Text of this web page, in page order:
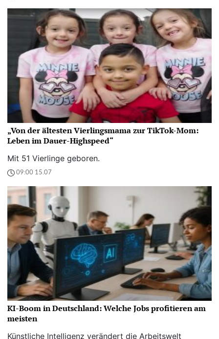
„Von der ältesten Vierlingsmama zur TikTok-Mom:
Leben im Dauer-Highspeed“
Mit 51 Vierlinge geboren.
09:00 15.07
KI-Boom in Deutschland: Welche Jobs profitieren am
meisten
Künstliche Intelligenz verändert die Arbeitswelt